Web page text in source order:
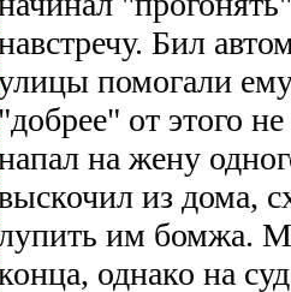
Бил
помогали
"добрее" от этого
на жену
из дома,
им бомжа.
однако на